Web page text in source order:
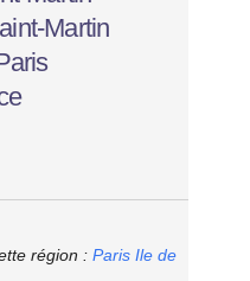
Martin
région :Paris Ile de